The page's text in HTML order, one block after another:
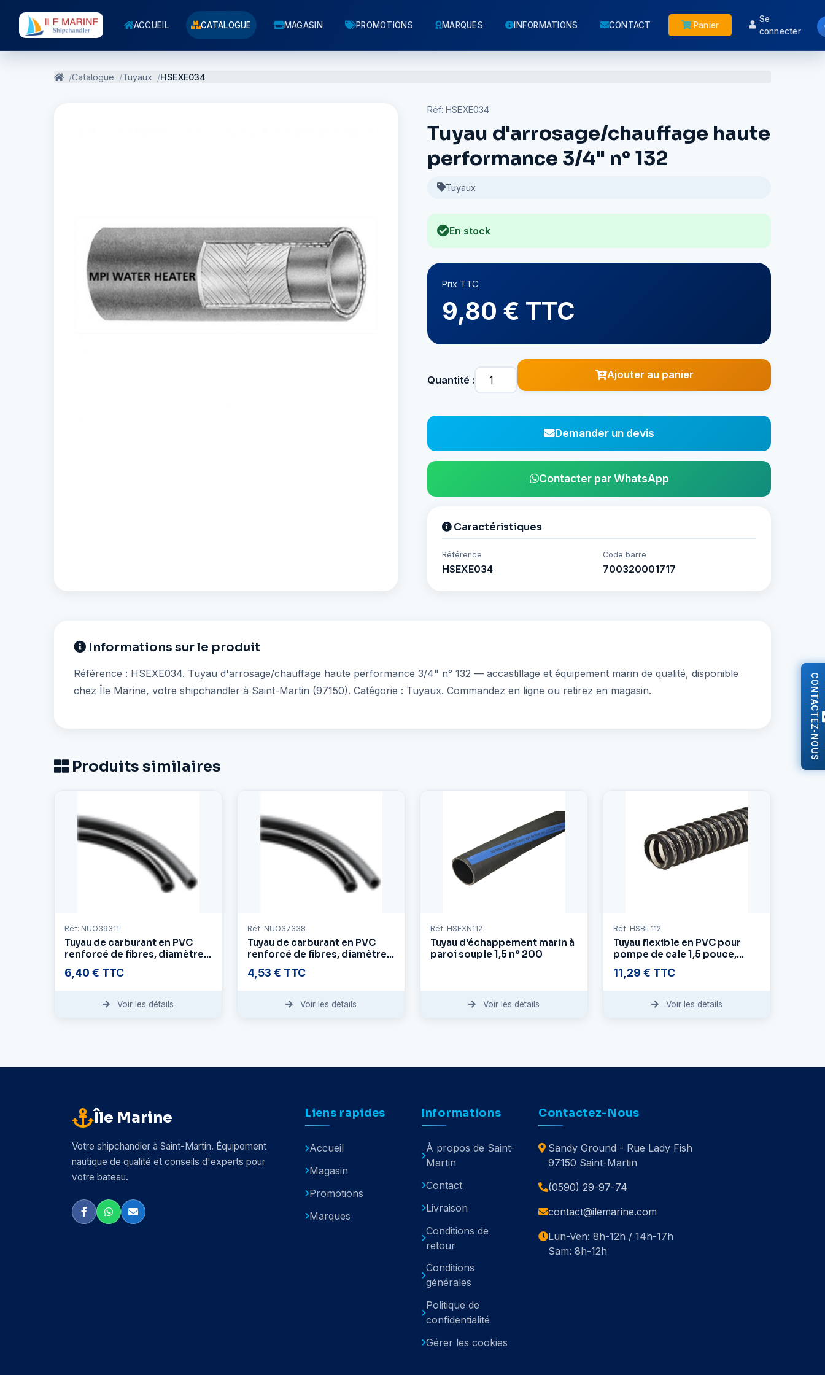
CONTACTEZ-NOUS
ACCUEIL CATALOGUE MAGASIN PROMOTIONS MARQUES INFORMATIONS CONTACT Panier
Se
connecter
Catalogue Tuyaux HSEXE034
Réf: HSEXE034
Tuyau d'arrosage/chauffage haute
performance 3/4" n° 132
Tuyaux
En stock
Prix TTC
9,80 € TTC
Quantité : Ajouter au panier
Demander un devis
Contacter par WhatsApp
Caractéristiques
Référence
HSEXE034
Code barre
700320001717
Informations sur le produit
Référence : HSEXE034. Tuyau d'arrosage/chauffage haute performance 3/4" n° 132 — accastillage et équipement marin de qualité, disponible
chez Île Marine, votre shipchandler à Saint-Martin (97150). Catégorie : Tuyaux. Commandez en ligne ou retirez en magasin.
Produits similaires
Réf: NUO39311
Tuyau de carburant en PVC
renforcé de fibres, diamètre
intérieur 10 mm - diamètre
extérieur 16 mm
6,40 € TTC
Voir les détails
Réf: NUO37338
Tuyau de carburant en PVC
renforcé de fibres, diamètre
intérieur 7 mm - diamètre
extérieur 13 mm
4,53 € TTC
Voir les détails
Réf: HSEXN112
Tuyau d'échappement marin à
paroi souple 1,5 n° 200
Voir les détails
Réf: HSBIL112
Tuyau flexible en PVC pour
pompe de cale 1,5 pouce,
141 pièces par pied
11,29 € TTC
Voir les détails
Île Marine
Votre shipchandler à Saint-Martin. Équipement
nautique de qualité et conseils d'experts pour
votre bateau.
Liens rapides
Accueil
Magasin
Promotions
Marques
Informations
À propos de Saint-
Martin
Contact
Livraison
Conditions de
retour
Conditions
générales
Politique de
confidentialité
Gérer les cookies
Contactez-Nous
Sandy Ground - Rue Lady Fish
97150 Saint-Martin
(0590) 29-97-74
contact@ilemarine.com
Lun-Ven: 8h-12h / 14h-17h
Sam: 8h-12h